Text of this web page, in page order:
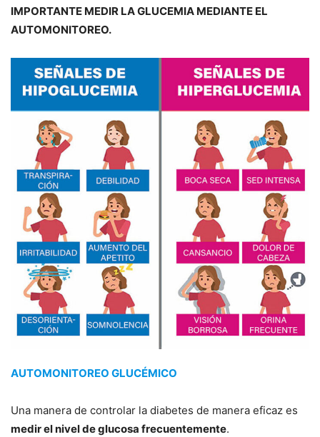
IMPORTANTE MEDIR LA GLUCEMIA MEDIANTE EL
AUTOMONITOREO.
AUTOMONITOREO GLUCÉMICO
Una manera de controlar la diabetes de manera eficaz es
medir el nivel de glucosa frecuentemente.